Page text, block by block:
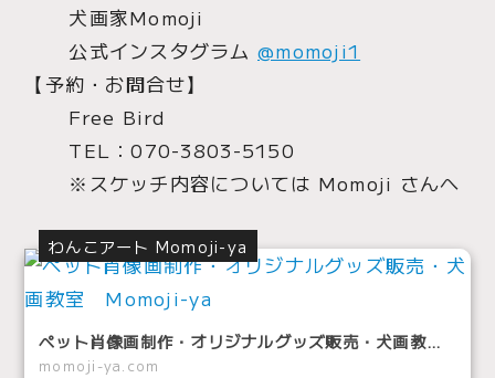
犬画家Momoji
公式インスタグラム@momoji1
【予約・お問合せ】
Free Bird
TEL：070-3803-5150
※スケッチ内容については Momoji さんへ
わんこアート Momoji-ya
ペット肖像画制作・オリジナルグッズ販売・犬画教室 Momoji-ya
momoji-ya.com